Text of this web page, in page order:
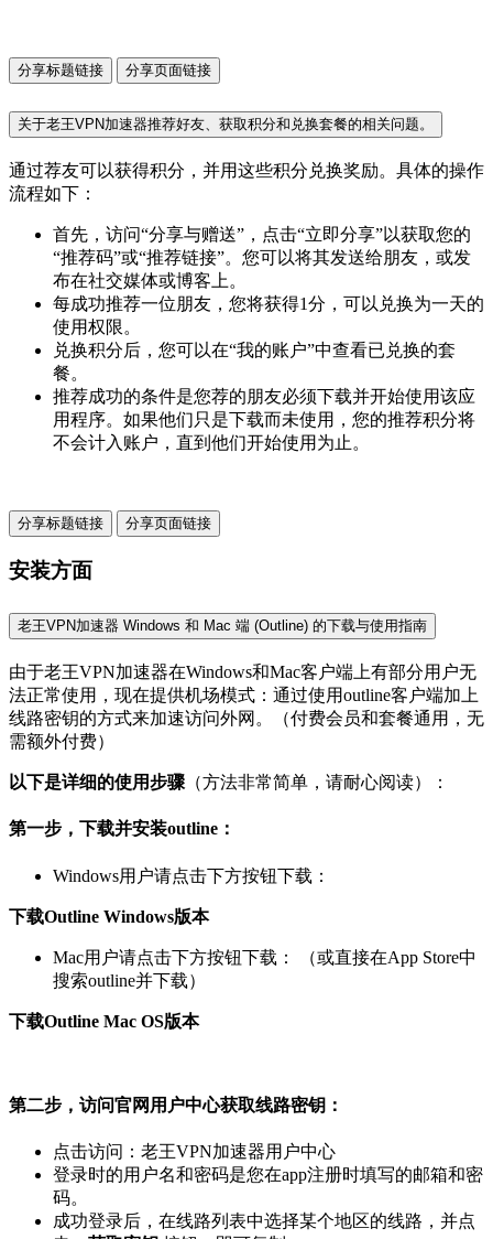
分享标题链接 分享页面链接
关于老王VPN加速器推荐好友、获取积分和兑换套餐的相关问题。
通过荐友可以获得积分，并用这些积分兑换奖励。具体的操作
流程如下：
首先，访问“分享与赠送”，点击“立即分享”以获取您的
“推荐码”或“推荐链接”。您可以将其发送给朋友，或发
布在社交媒体或博客上。
每成功推荐一位朋友，您将获得1分，可以兑换为一天的
使用权限。
兑换积分后，您可以在“我的账户”中查看已兑换的套
餐。
推荐成功的条件是您荐的朋友必须下载并开始使用该应
用程序。如果他们只是下载而未使用，您的推荐积分将
不会计入账户，直到他们开始使用为止。
分享标题链接 分享页面链接
安装方面
老王VPN加速器 Windows 和 Mac 端 (Outline) 的下载与使用指南
由于老王VPN加速器在Windows和Mac客户端上有部分用户无
法正常使用，现在提供机场模式：通过使用outline客户端加上
线路密钥的方式来加速访问外网。（付费会员和套餐通用，无
需额外付费）
以下是详细的使用步骤 （方法非常简单，请耐心阅读）：
第一步，下载并安装outline：
Windows用户请点击下方按钮下载：
下载Outline Windows版本
Mac用户请点击下方按钮下载： （或直接在App Store中
搜索outline并下载）
下载Outline Mac OS版本
第二步，访问官网用户中心获取线路密钥：
点击访问：老王VPN加速器用户中心
登录时的用户名和密码是您在app注册时填写的邮箱和密
码。
成功登录后，在线路列表中选择某个地区的线路，并点